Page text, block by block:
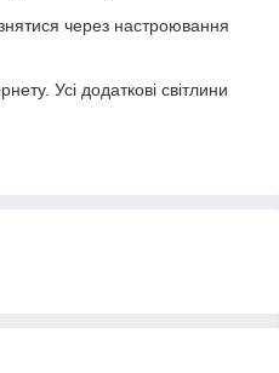
через настроювання
Усі додаткові світлини